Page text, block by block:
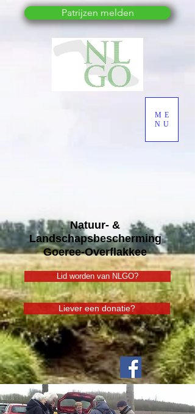
Natuur- &
Landschapsbescherming
Goeree-Overflakkee
ME
NU
Lid worden van NLGO?
Liever een donatie?
Patrijzen melden